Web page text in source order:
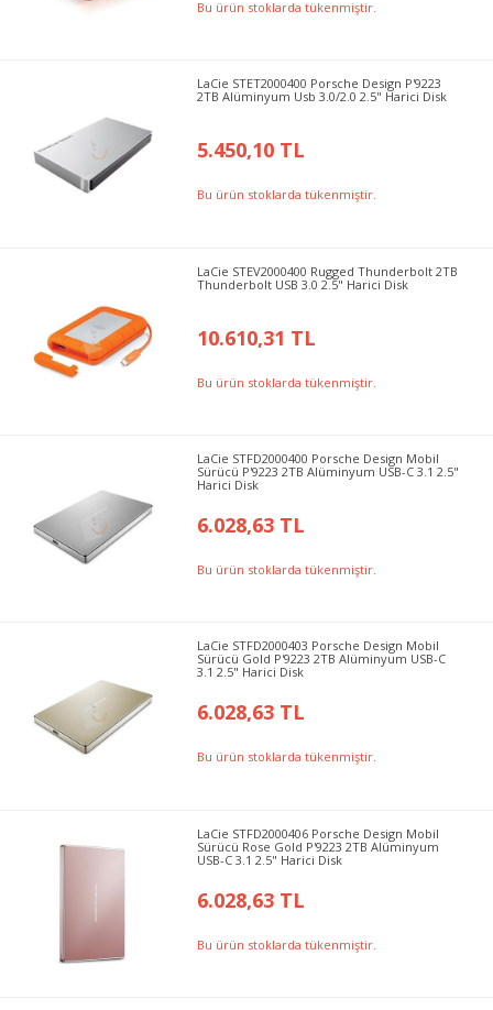
Bu ürün stoklarda tükenmiştir.
LaCie STET2000400 Porsche Design P'9223
2TB Alüminyum Usb 3.0/2.0 2.5" Harici Disk
5.450,10 TL
Bu ürün stoklarda tükenmiştir.
LaCie STEV2000400 Rugged Thunderbolt 2TB
Thunderbolt USB 3.0 2.5" Harici Disk
10.610,31 TL
Bu ürün stoklarda tükenmiştir.
LaCie STFD2000400 Porsche Design Mobil
Sürücü P'9223 2TB Alüminyum USB-C 3.1 2.5"
Harici Disk
6.028,63 TL
Bu ürün stoklarda tükenmiştir.
LaCie STFD2000403 Porsche Design Mobil
Sürücü Gold P'9223 2TB Alüminyum USB-C
3.1 2.5" Harici Disk
6.028,63 TL
Bu ürün stoklarda tükenmiştir.
LaCie STFD2000406 Porsche Design Mobil
Sürücü Rose Gold P'9223 2TB Alüminyum
USB-C 3.1 2.5" Harici Disk
6.028,63 TL
Bu ürün stoklarda tükenmiştir.